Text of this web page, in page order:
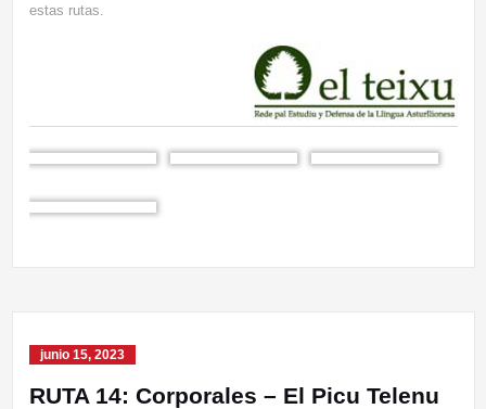
estas rutas.
junio 15, 2023
RUTA 14: Corporales – El Picu Telenu